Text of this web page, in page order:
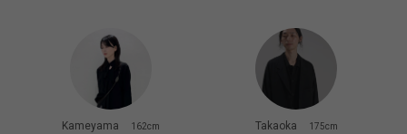
Kameyama
162cm
Takaoka
175cm